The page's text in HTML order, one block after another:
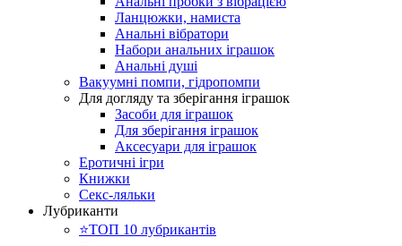
Ланцюжки, намиста
Анальні вібратори
Набори анальних іграшок
Анальні душі
Вакуумні помпи, гідропомпи
Для догляду та зберігання іграшок
Засоби для іграшок
Для зберігання іграшок
Аксесуари для іграшок
Еротичні ігри
Книжки
Секс-ляльки
Лубриканти
⭐️ТОП 10 лубрикантів